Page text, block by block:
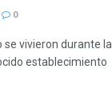
0
se vivieron durante la
establecimiento